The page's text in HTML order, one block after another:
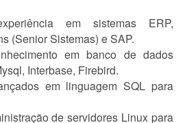
em sistemas ERP,
(Senior Sistemas) e SAP.
em banco de dados
Interbase, Firebird.
em linguagem SQL para
de servidores Linux para